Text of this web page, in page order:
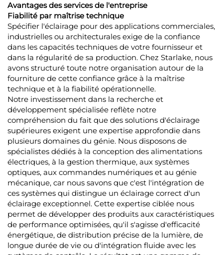
Avantages des services de l'entreprise
Fiabilité par maîtrise technique
Spécifier l'éclairage pour des applications commerciales,
industrielles ou architecturales exige de la confiance
dans les capacités techniques de votre fournisseur et
dans la régularité de sa production. Chez Starlake, nous
avons structuré toute notre organisation autour de la
fourniture de cette confiance grâce à la maîtrise
technique et à la fiabilité opérationnelle.
Notre investissement dans la recherche et
développement spécialisée reflète notre
compréhension du fait que des solutions d'éclairage
supérieures exigent une expertise approfondie dans
plusieurs domaines du génie. Nous disposons de
spécialistes dédiés à la conception des alimentations
électriques, à la gestion thermique, aux systèmes
optiques, aux commandes numériques et au génie
mécanique, car nous savons que c'est l'intégration de
ces systèmes qui distingue un éclairage correct d'un
éclairage exceptionnel. Cette expertise ciblée nous
permet de développer des produits aux caractéristiques
de performance optimisées, qu'il s'agisse d'efficacité
énergétique, de distribution précise de la lumière, de
longue durée de vie ou d'intégration fluide avec les